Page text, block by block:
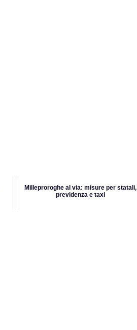
Milleproroghe al via: misure per statali,
previdenza e taxi